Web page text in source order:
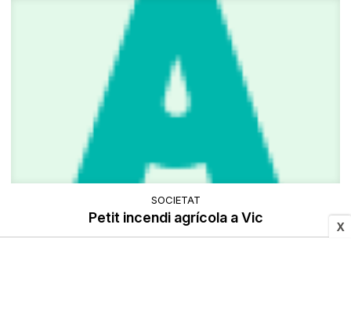
X
SOCIETAT
Petit incendi agrícola a Vic